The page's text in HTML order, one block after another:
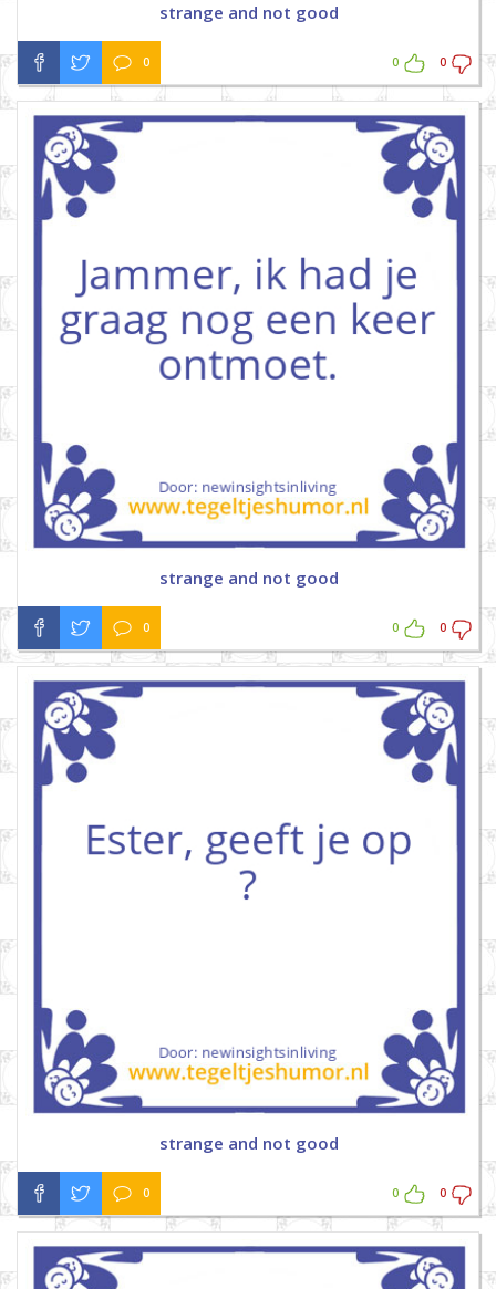
strange and not good
0 0 0
strange and not good
0 0 0
strange and not good
0 0 0